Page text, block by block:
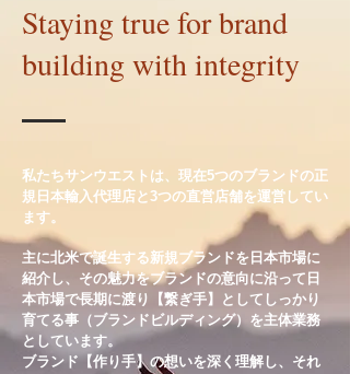
Staying true for brand
building with integrity
私たちサンウエストは、現在5つのブランドの正
規日本輸入代理店と3つの直営店舗を運営してい
ます。
主に北米で誕生する新規ブランドを日本市場に
紹介し、その魅力をブランドの意向に沿って日
本市場で長期に渡り【繋ぎ手】としてしっかり
育てる事（ブランドビルディング）を主体業務
としています。
ブランド【作り手】の想いを深く理解し、それ